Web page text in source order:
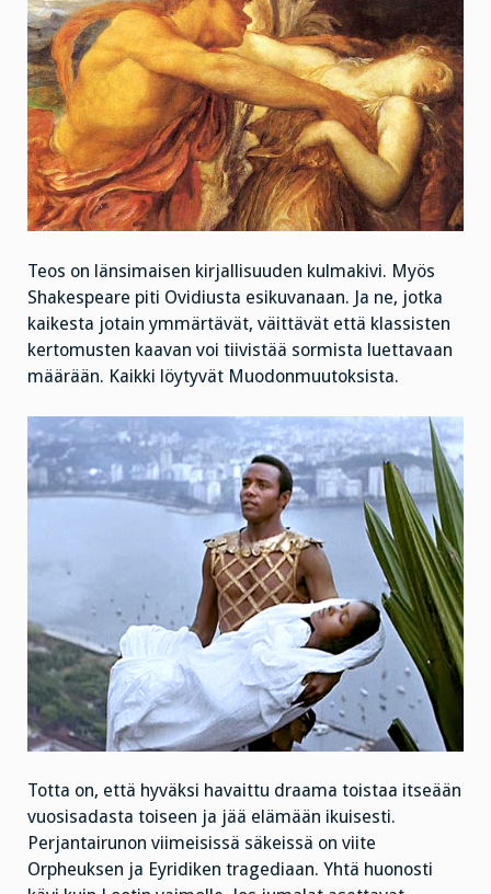
Teos on länsimaisen kirjallisuuden kulmakivi. Myös
Shakespeare piti Ovidiusta esikuvanaan. Ja ne, jotka
kaikesta jotain ymmärtävät, väittävät että klassisten
kertomusten kaavan voi tiivistää sormista luettavaan
määrään. Kaikki löytyvät Muodonmuutoksista.
Totta on, että hyväksi havaittu draama toistaa itseään
vuosisadasta toiseen ja jää elämään ikuisesti.
Perjantairunon viimeisissä säkeissä on viite
Orpheuksen ja Eyridiken tragediaan. Yhtä huonosti